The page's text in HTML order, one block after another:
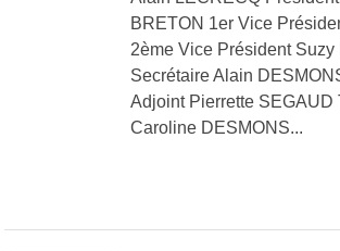
BRETON 1er Vice
2ème Vice Président
Secrétaire Alain
Adjoint Pierrette SEGAUD
Caroline DESMONS...